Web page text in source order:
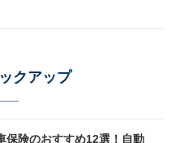
クアップ
保険のおすすめ12選！自動